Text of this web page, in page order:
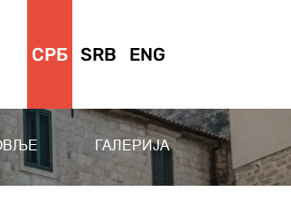
СРБ SRB ENG
ГАЛЕРИЈА